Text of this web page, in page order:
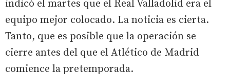
indicó el martes que el Real Valladolid era el
equipo mejor colocado. La noticia es cierta.
Tanto, que es posible que la operación se
cierre antes del que el Atlético de Madrid
comience la pretemporada.